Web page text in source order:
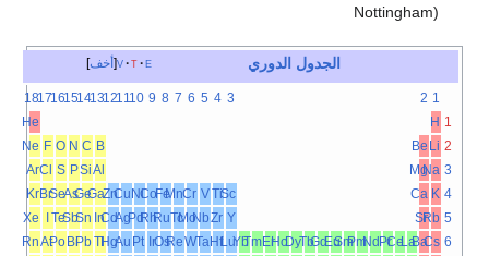
Nottingham)
أخف v t e الجدول الدوري
1
2
3
4
5
6
7
8
9
10
11
12
13
14
15
16
17
18
1
H
He
2
Li
Be
B
C
N
O
F
Ne
3
Na
Mg
Al
Si
P
S
Cl
Ar
4
K
Ca
Sc
Ti
V
Cr
Mn
Fe
Co
Ni
Cu
Zn
Ga
Ge
As
Se
Br
Kr
5
Rb
Sr
Y
Zr
Nb
Mo
Tc
Ru
Rh
Pd
Ag
Cd
In
Sn
Sb
Te
I
Xe
6
Cs
Ba
La
Ce
Pr
Nd
Pm
Sm
Eu
Gd
Tb
Dy
Ho
Er
Tm
Yb
Lu
Hf
Ta
W
Re
Os
Ir
Pt
Au
Hg
Tl
Pb
Bi
Po
At
Rn